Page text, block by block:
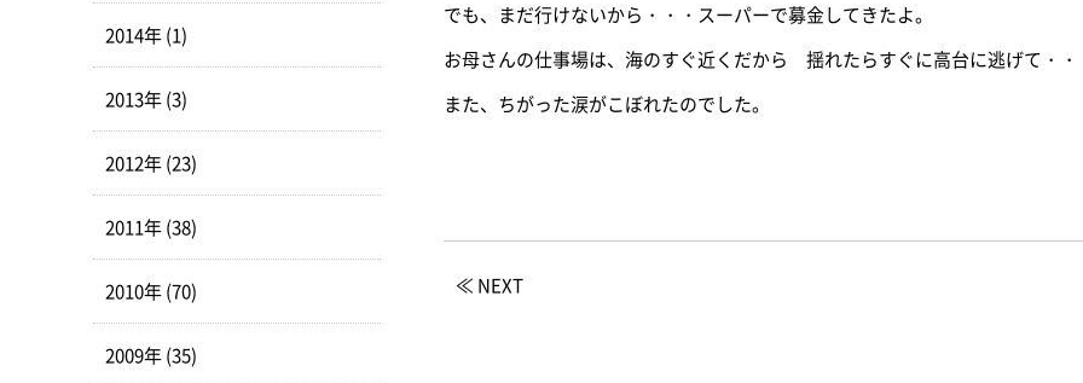
でも、まだ行けないから・・・スーパーで募金してきたよ。
お母さんの仕事場は、海のすぐ近くだから 揺れたらすぐに高台に逃げて・・
また、ちがった涙がこぼれたのでした。
≪ NEXT
2014年 (1)
2013年 (3)
2012年 (23)
2011年 (38)
2010年 (70)
2009年 (35)